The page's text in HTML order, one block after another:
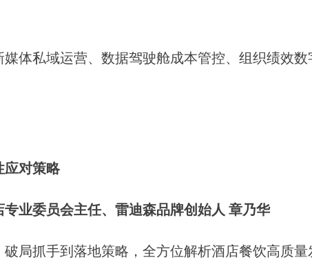
体私域运营、数据驾驶舱成本管控、组织绩效数
应对策略
业委员会主任、雷迪森品牌创始人 章乃华
局抓手到落地策略，全方位解析酒店餐饮高质